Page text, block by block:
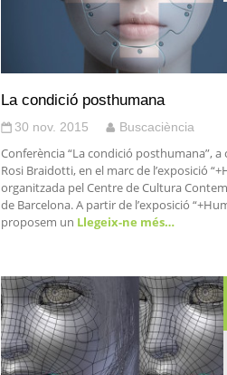
La condició posthumana
30 nov. 2015 Buscaciència
Conferència “La condició posthumana”, a
Rosi Braidotti, en el marc de l’exposició
organitzada pel Centre de Cultura
de Barcelona. A partir de l’exposició
proposem un Llegeix-ne més…